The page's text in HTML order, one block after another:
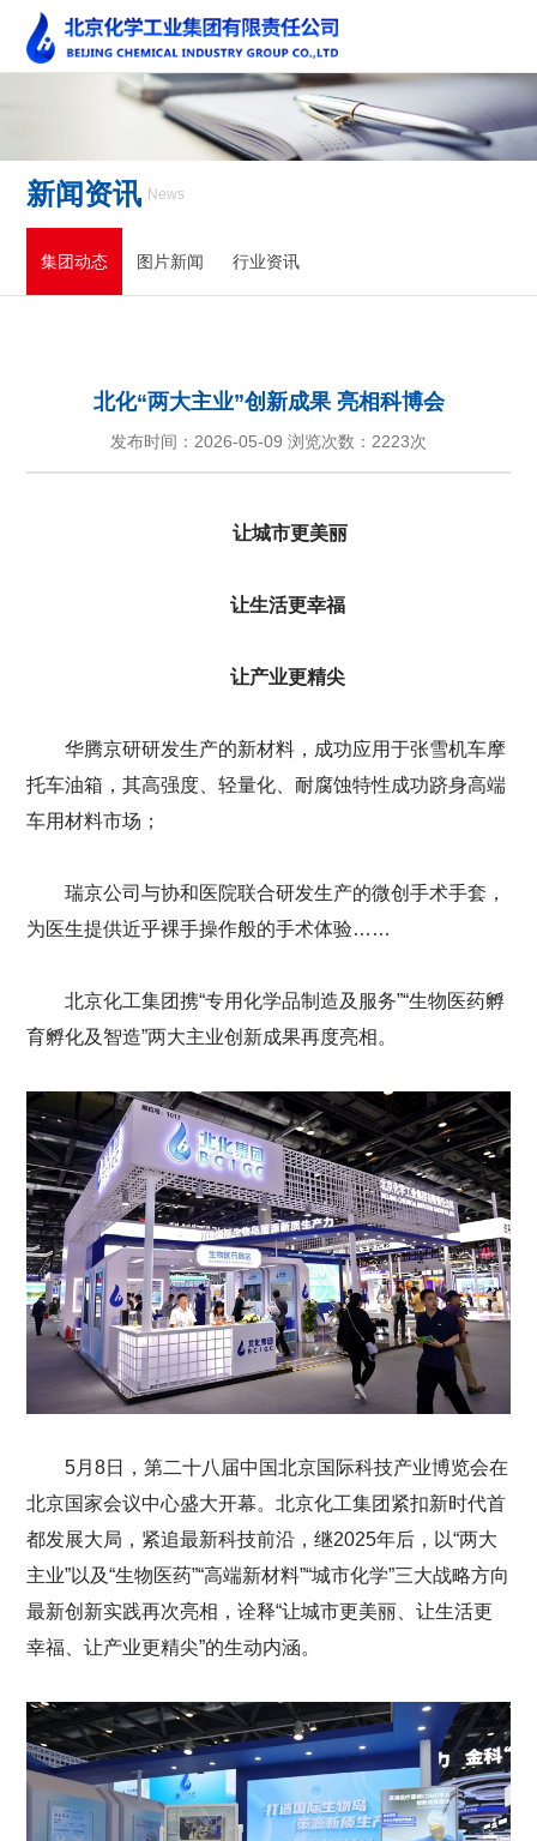
新闻资讯 News
集团动态 图片新闻 行业资讯
北化“两大主业”创新成果 亮相科博会
发布时间：2026-05-09 浏览次数： 2223次
让城市更美丽
让生活更幸福
让产业更精尖
华腾京研研发生产的新材料，成功应用于张雪机车摩
托车油箱，其高强度、轻量化、耐腐蚀特性成功跻身高端
车用材料市场；
瑞京公司与协和医院联合研发生产的微创手术手套，
为医生提供近乎裸手操作般的手术体验……
北京化工集团携“专用化学品制造及服务”“生物医药孵
育孵化及智造”两大主业创新成果再度亮相。
5月8日，第二十八届中国北京国际科技产业博览会在
北京国家会议中心盛大开幕。北京化工集团紧扣新时代首
都发展大局，紧追最新科技前沿，继2025年后，以“两大
主业”以及“生物医药”“高端新材料”“城市化学”三大战略方向
最新创新实践再次亮相，诠释“让城市更美丽、让生活更
幸福、让产业更精尖”的生动内涵。